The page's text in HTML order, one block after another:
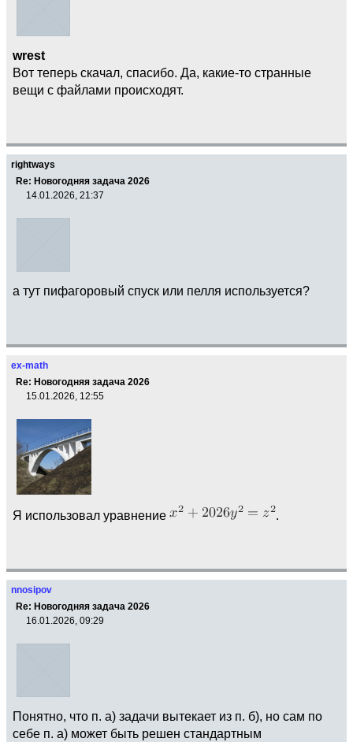
wrest
Вот теперь скачал, спасибо. Да, какие-то странные
вещи с файлами происходят.
rightways
Re: Новогодняя задача 2026
14.01.2026, 21:37
а тут пифагоровый спуск или пелля используется?
ex-math
Re: Новогодняя задача 2026
15.01.2026, 12:55
Я использовал уравнение .
nnosipov
Re: Новогодняя задача 2026
16.01.2026, 09:29
Понятно, что п. а) задачи вытекает из п. б), но сам по
себе п. а) может быть решен стандартным